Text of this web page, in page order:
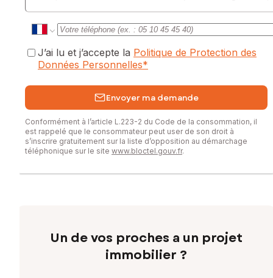
commercial immatriculé au RSAC de FORT-DE-FRANCE sous
le numéro 991763996
J’ai lu et j’accepte la Politique de Protection des
Données Personnelles*
Envoyer ma demande
Conformément à l’article L.223-2 du Code de la consommation, il
est rappelé que le consommateur peut user de son droit à
s’inscrire gratuitement sur la liste d’opposition au démarchage
téléphonique sur le site www.bloctel.gouv.fr.
Un de vos proches a un projet
immobilier ?